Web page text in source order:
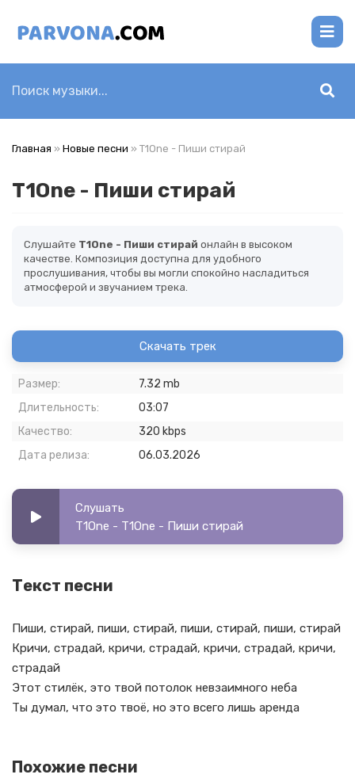
Главная » Новые песни » T1One - Пиши стирай
T1One - Пиши стирай
Слушайте T1One - Пиши стирай онлайн в высоком
качестве. Композиция доступна для удобного
прослушивания, чтобы вы могли спокойно насладиться
атмосферой и звучанием трека.
Скачать трек
Размер:
7.32 mb
Длительность:
03:07
Качество:
320 kbps
Дата релиза:
06.03.2026
Слушать
T1One - T1One - Пиши стирай
Текст песни
Пиши, стирай, пиши, стирай, пиши, стирай, пиши, стирай
Кричи, страдай, кричи, страдай, кричи, страдай, кричи,
страдай
Этот стилёк, это твой потолок невзаимного неба
Ты думал, что это твоё, но это всего лишь аренда
Похожие песни